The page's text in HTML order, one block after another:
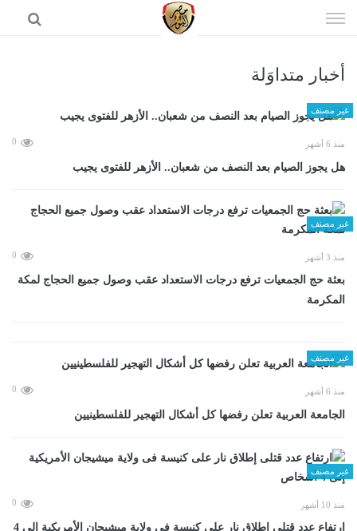
الى
أخبار متداوَلة
غير مصنف
منذ 6 أشهر 0
هل يجوز الصيام بعد النصف من شعبان.. الأزهر للفتوى يجيب
غير مصنف
منذ 3 أشهر 0
بعثة حج الجمعيات ترفع درجات الاستعداد عقب وصول جميع الحجاج لمكة
المكرمة
غير مصنف
منذ 6 أشهر 0
الجامعة العربية تعلن رفضها كل أشكال التهجير للفلسطينيين
غير مصنف
منذ 10 أشهر 0
ارتفاع عدد قتلى إطلاق نار على كنيسة فى ولاية ميشيجان الأمريكية إلى 4